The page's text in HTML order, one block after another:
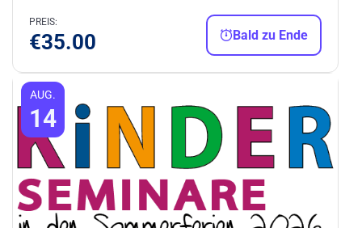
PREIS:
€35.00 Bald zu Ende
AUG.
14